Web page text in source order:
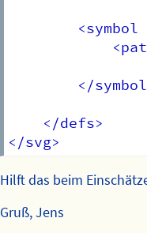
<symbol
</
    </defs>
Hilft das beim
Gruß, Jens